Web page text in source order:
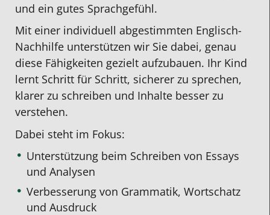
und ein gutes Sprachgefühl.
Mit einer individuell abgestimmten Englisch-
Nachhilfe unterstützen wir Sie dabei, genau
diese Fähigkeiten gezielt aufzubauen. Ihr Kind
lernt Schritt für Schritt, sicherer zu sprechen,
klarer zu schreiben und Inhalte besser zu
verstehen.
Dabei steht im Fokus:
Unterstützung beim Schreiben von Essays
und Analysen
Verbesserung von Grammatik, Wortschatz
und Ausdruck